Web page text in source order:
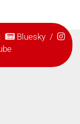
Bluesky/